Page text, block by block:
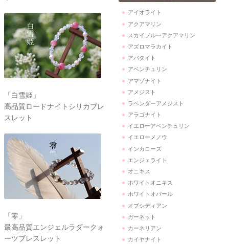
「白雪姫」
高品質ロードナイトシリカブレ
スレット
「零」
最高品質エンジェルラダークォ
ーツブレスレット
アイオライト
アクアマリン
スカイブルーアクアマリン
アズロマラカイト
アパタイト
アベンチュリン
アマゾナイト
アメジスト
ラベンダーアメジスト
アラゴナイト
イエローアベンチュリン
イエローメノウ
インカローズ
エンジェライト
オニキス
ホワイトオニキス
ホワイトオパール
オブシディアン
ガーネット
カーネリアン
カイヤナイト